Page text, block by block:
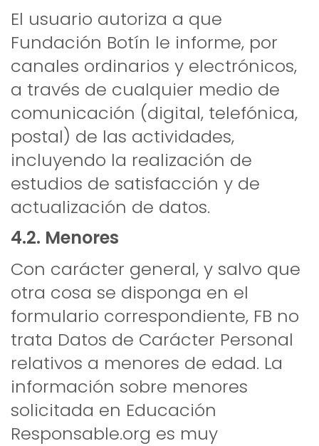
El usuario autoriza a que
Fundación Botín le informe, por
canales ordinarios y electrónicos,
a través de cualquier medio de
comunicación (digital, telefónica,
postal) de las actividades,
incluyendo la realización de
estudios de satisfacción y de
actualización de datos.
4.2. Menores
Con carácter general, y salvo que
otra cosa se disponga en el
formulario correspondiente, FB no
trata Datos de Carácter Personal
relativos a menores de edad. La
información sobre menores
solicitada en Educación
Responsable.org es muy